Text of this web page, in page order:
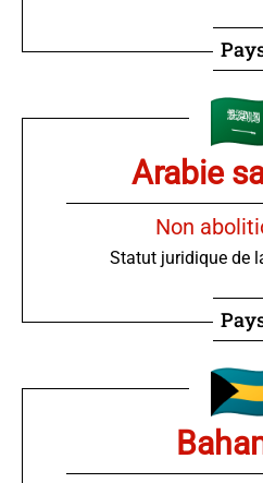
Arabie
Non
Statut juridique de